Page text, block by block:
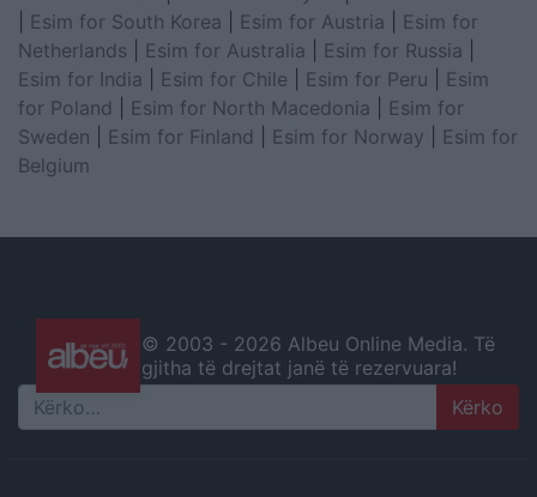
Esim for South Korea Esim for Austria
Esim for
Netherlands
Esim for Australia Esim for Russia
Esim for India
Esim for Chile Esim for Peru
Esim
for Poland
Esim for North Macedonia
Esim for
Sweden
Esim for Finland Esim for Norway
Esim for
Belgium
© 2003 - 2026 Albeu Online Media. Të
gjitha të drejtat janë të rezervuara!
Search